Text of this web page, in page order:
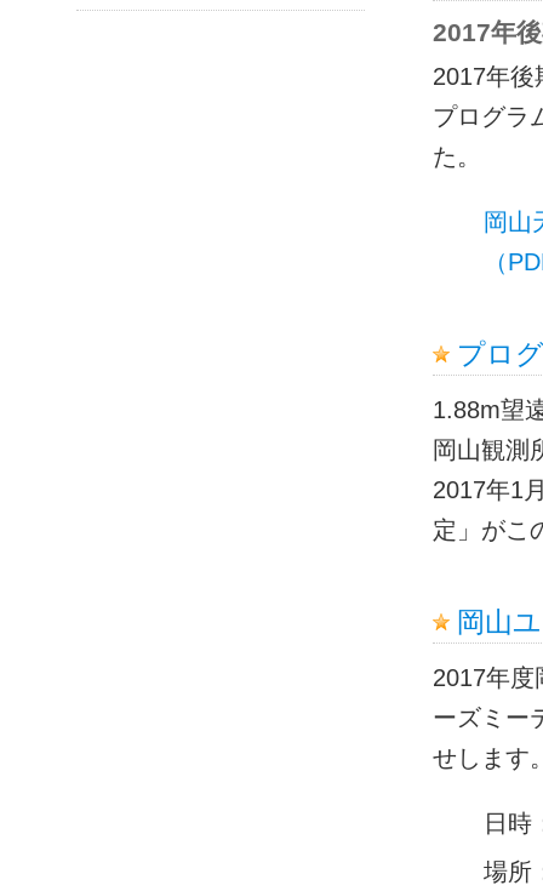
2017年
2017年後
プログラ
た。
岡山
（
プロ
1.88m望
岡山観測
2017年1
定」がこ
岡山
2017年度
ーズミー
せします
日時
場所